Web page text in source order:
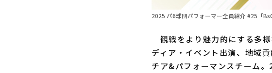
2025 パ6球団パフォーマー全員紹介 #25「
観戦をより魅力的にする多
ディア・イベント出演、地域
チア&パフォーマンスチーム